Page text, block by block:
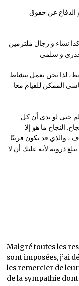
الدفاع عن حقوق
كذا نساء و رجال ملتزمين
فقط، لذا نحن نعمل بنشاط
الممكن للقيام معا
حتى لو بدى أن كل
النجاح ما هو إلا
، والذي قد يكون قريبًا
ذروته لأنه عليك أن لا
Malgré toutes les
sont imposées, j’ai
les remercier de
de la sympathie